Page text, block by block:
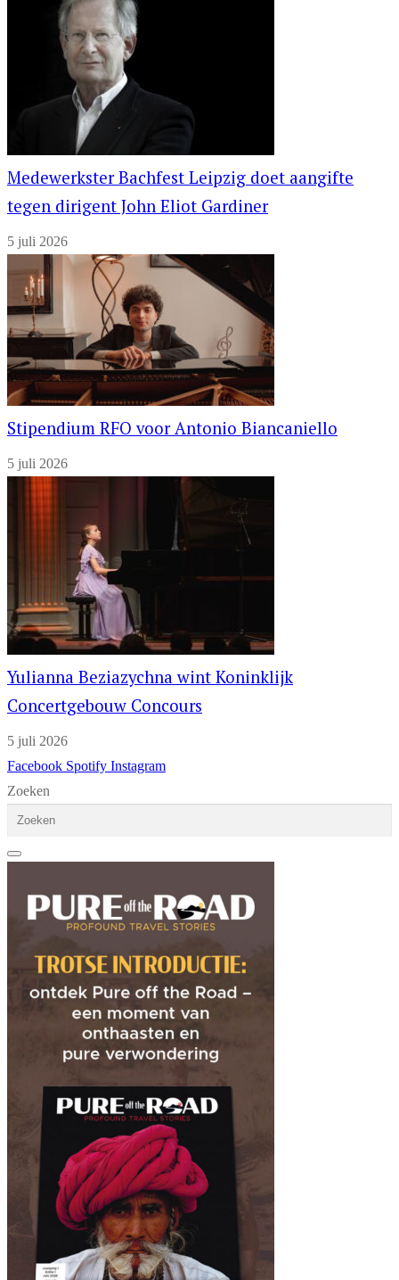
Medewerkster Bachfest Leipzig doet aangifte
tegen dirigent John Eliot Gardiner
5 juli 2026
Stipendium RFO voor Antonio Biancaniello
5 juli 2026
Yulianna Beziazychna wint Koninklijk
Concertgebouw Concours
5 juli 2026
Facebook Spotify Instagram
Zoeken